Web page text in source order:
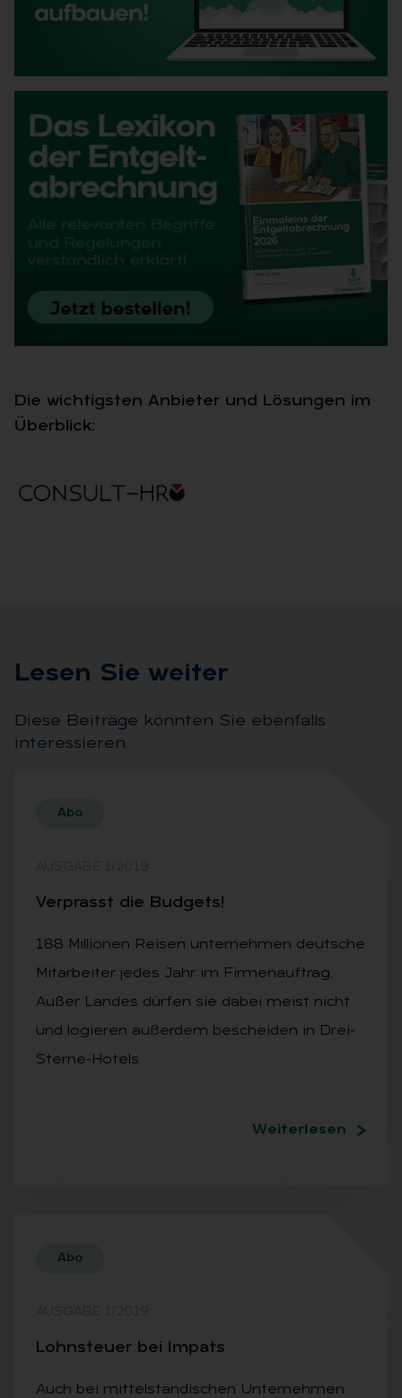
Die wichtigsten Anbieter und Lösungen im
Überblick:
Le­sen Sie wei­ter
Diese Beiträge könnten Sie ebenfalls
interessieren.
Abo
Ver­prasst die Bud­gets!
188 Millionen Reisen unternehmen deutsche
Mitarbeiter jedes Jahr im Firmenauftrag.
Außer Landes dürfen sie dabei meist nicht
und logieren außerdem bescheiden in Drei-
Sterne-Hotels.
Weiterlesen
Abo
Lohn­steu­er bei Im­pats
Auch bei mittelständischen Unternehmen